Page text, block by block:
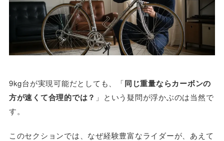
9kg台が実現可能だとしても、「同じ重量ならカーボンの
方が速くて合理的では？ 」という疑問が浮かぶのは当然で
す。
このセクションでは、なぜ経験豊富なライダーが、あえて